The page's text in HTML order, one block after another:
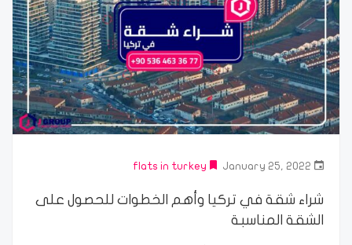
January 25, 2022
flats in turkey
شراء شقة في تركيا وأهم الخطوات للحصول على
الشقة المناسبة